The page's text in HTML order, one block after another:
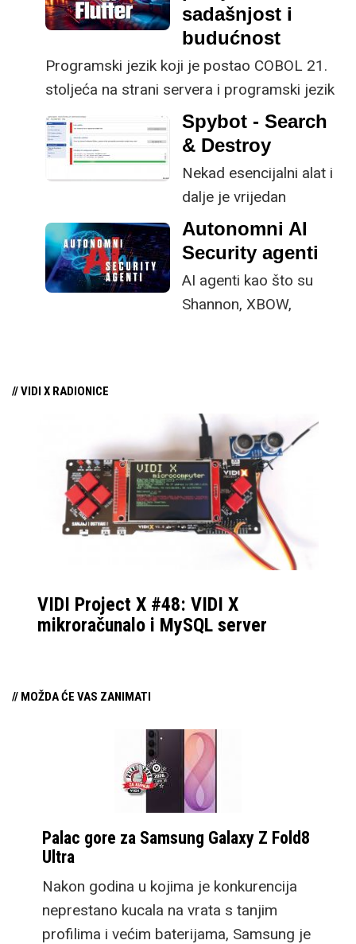
sadašnjost i
budućnost
Programski jezik koji je postao COBOL 21.
stoljeća na strani servera i programski jezik
(iako je preciznije napisati razvojni alat) koji
bi to isto mogao postati na području razvoja
mobilnih aplikacija. Čini se kao
prikladna tema za čitatelje koji i
tijekom ljetnog opuštanja misle
na programiranje.
Spybot - Search
& Destroy
Nekad esencijalni alat i
dalje je vrijedan
obrambeni bedem
protiv spyware prijetnje.
Autonomni AI
Security agenti
AI agenti kao što su
Shannon, XBOW,
// VIDI X RADIONICE
VIDI Project X #48: VIDI X
mikroračunalo i MySQL server
// MOŽDA ĆE VAS ZANIMATI
Palac gore za Samsung Galaxy Z Fold8
Ultra
Nakon godina u kojima je konkurencija
neprestano kucala na vrata s tanjim
profilima i većim baterijama, Samsung je